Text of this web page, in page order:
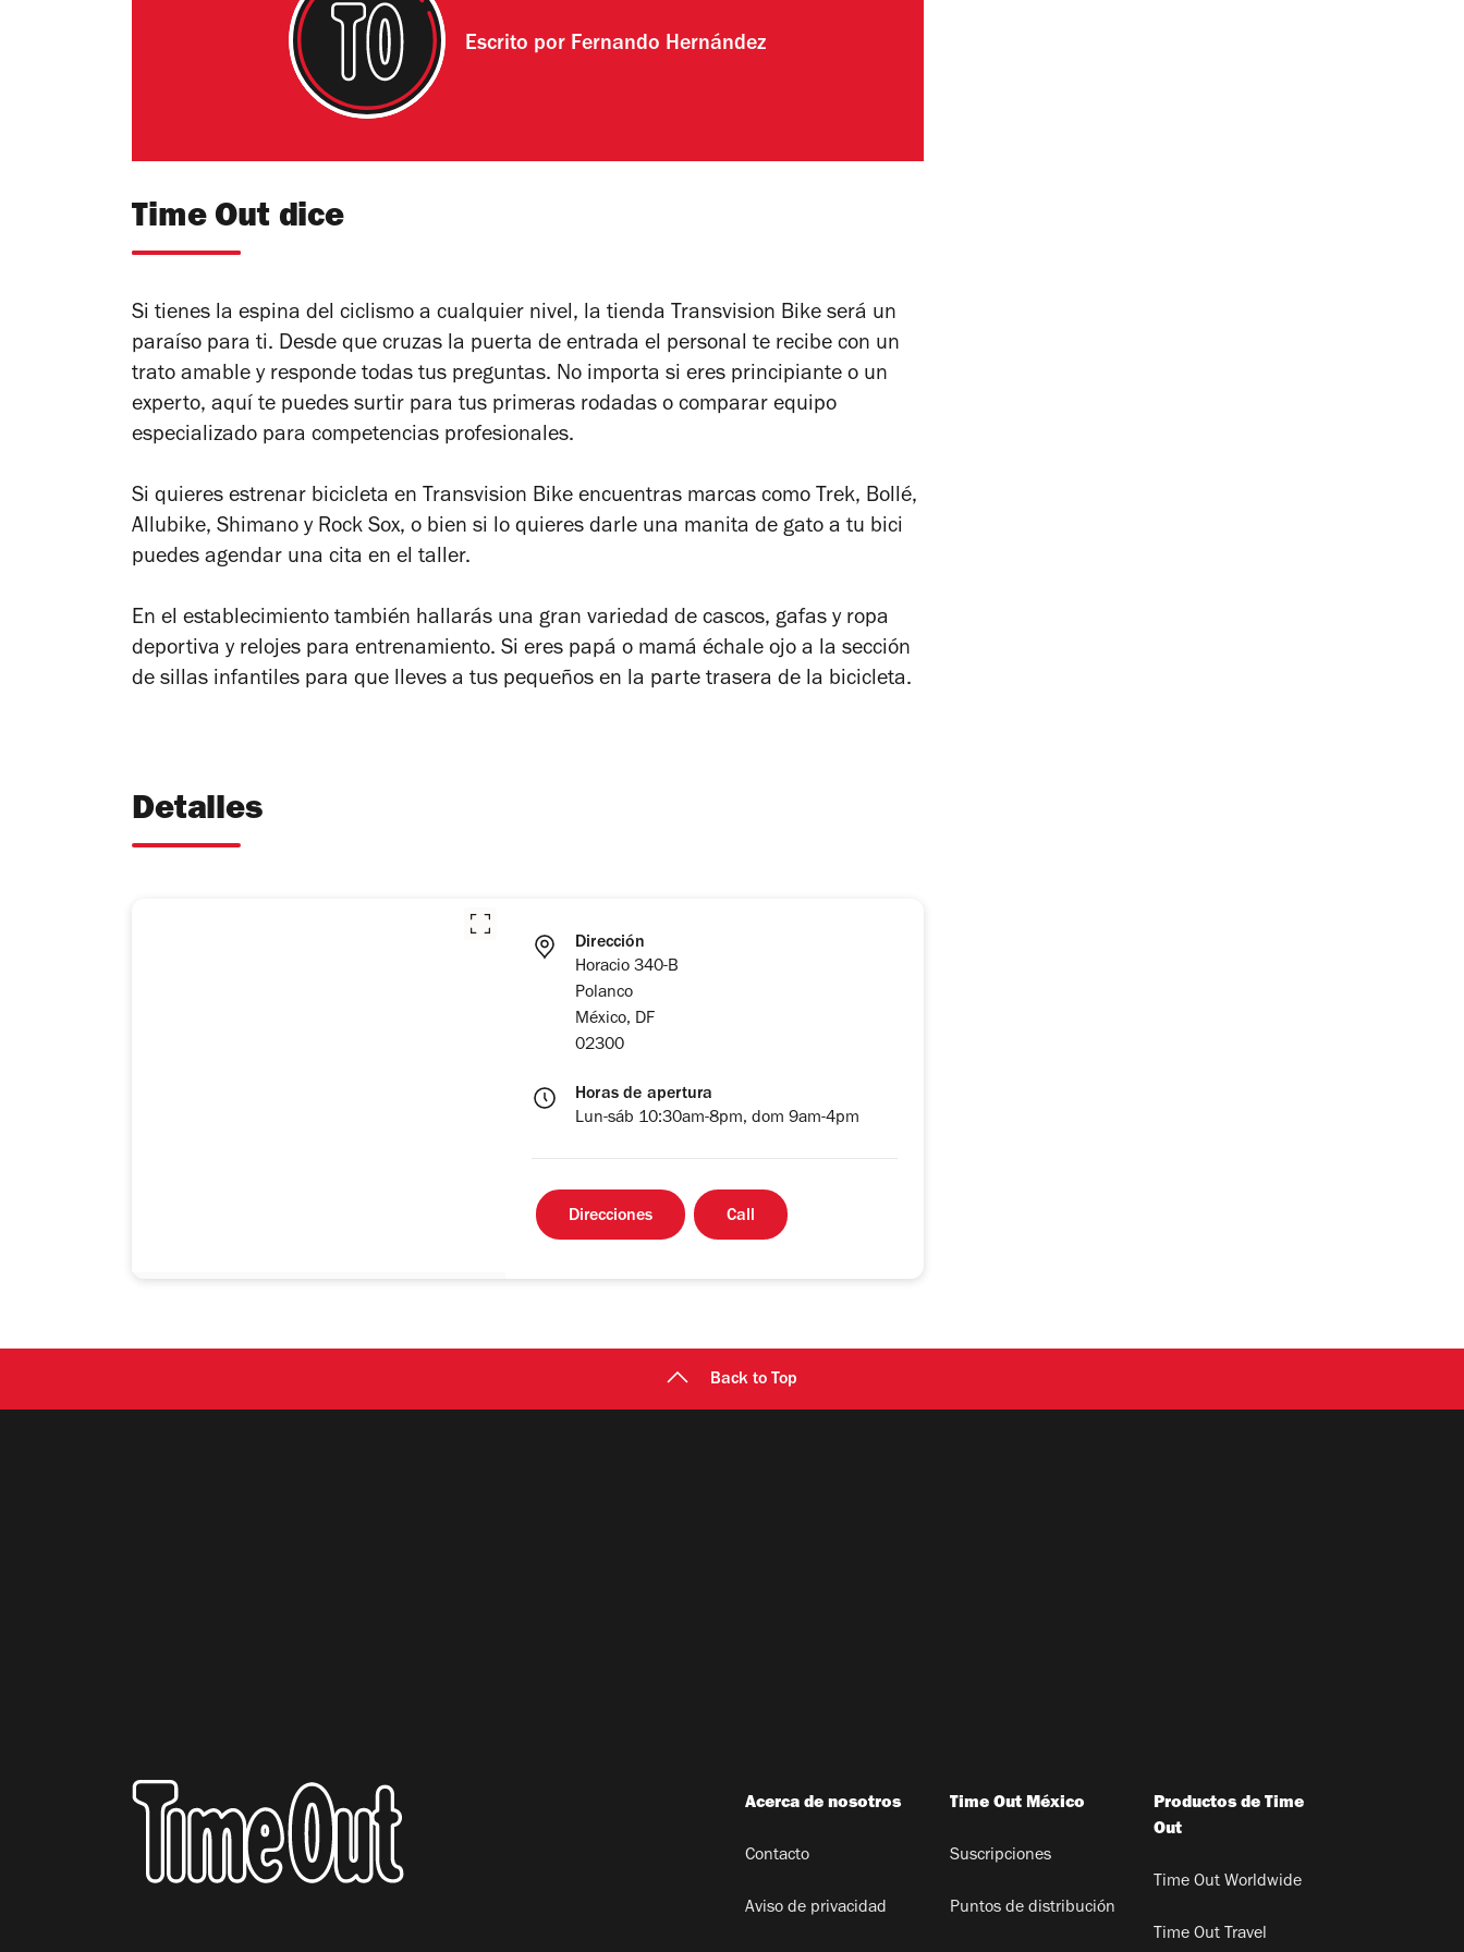
Escrito por Fernando Hernández
Time Out dice
Si tienes la espina del ciclismo a cualquier nivel, la tienda Transvision Bike será un
paraíso para ti. Desde que cruzas la puerta de entrada el personal te recibe con un
trato amable y responde todas tus preguntas. No importa si eres principiante o un
experto, aquí te puedes surtir para tus primeras rodadas o comparar equipo
especializado para competencias profesionales.
Si quieres estrenar bicicleta en Transvision Bike encuentras marcas como Trek, Bollé,
Allubike, Shimano y Rock Sox, o bien si lo quieres darle una manita de gato a tu bici
puedes agendar una cita en el taller.
En el establecimiento también hallarás una gran variedad de cascos, gafas y ropa
deportiva y relojes para entrenamiento. Si eres papá o mamá échale ojo a la sección
de sillas infantiles para que lleves a tus pequeños en la parte trasera de la bicicleta.
Detalles
Dirección
Horacio 340-B
Polanco
México, DF
02300
Horas de apertura
Lun-sáb 10:30am-8pm, dom 9am-4pm
Direcciones Call
Back to Top
Acerca de nosotros
Contacto
Aviso de privacidad
Time Out México
Suscripciones
Puntos de distribución
Productos de Time
Out
Time Out Worldwide
Time Out Travel